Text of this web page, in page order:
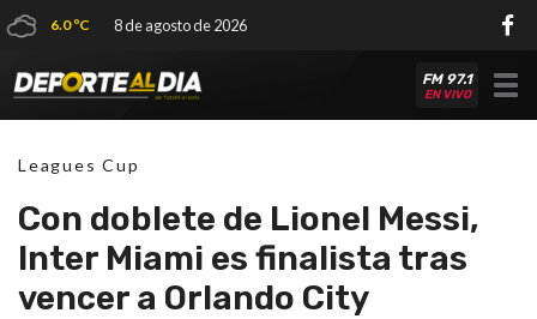
6.0 ºC 8 de agosto de 2026
FM 97.1
EN VIVO
Leagues Cup
Con doblete de Lionel Messi,
Inter Miami es finalista tras
vencer a Orlando City